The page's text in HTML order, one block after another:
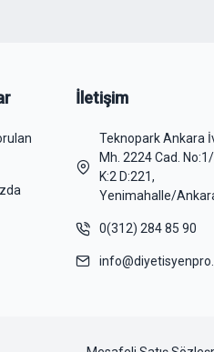
İletişim
Teknopark Ankara
Mh. 2224 Cad. No:1/
K:2 D:221,
Yenimahalle/
0(312) 284 85 90